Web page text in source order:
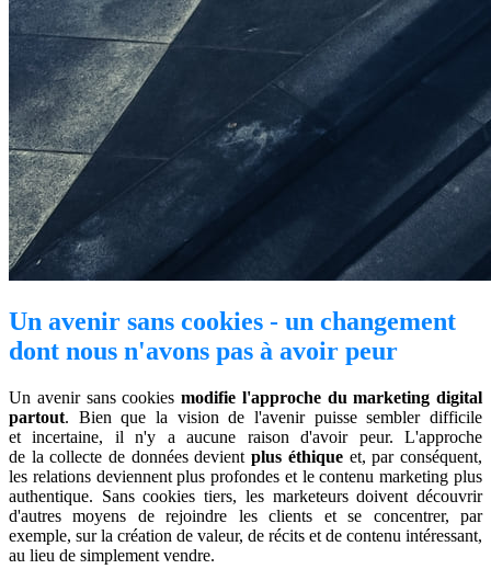
Un avenir sans cookies - un changement
dont nous n'avons pas à avoir peur
Un avenir sans cookies modifie l'approche du marketing digital
partout. Bien que la vision de l'avenir puisse sembler difficile
et incertaine, il n'y a aucune raison d'avoir peur. L'approche
de la collecte de données devientplus éthiqueet, par conséquent,
les relations deviennent plus profondes et le contenu marketing plus
authentique. Sans cookies tiers, les marketeurs doivent découvrir
d'autres moyens de rejoindre les clients et se concentrer, par
exemple, sur la création de valeur, de récits et de contenu intéressant,
au lieu de simplement vendre.